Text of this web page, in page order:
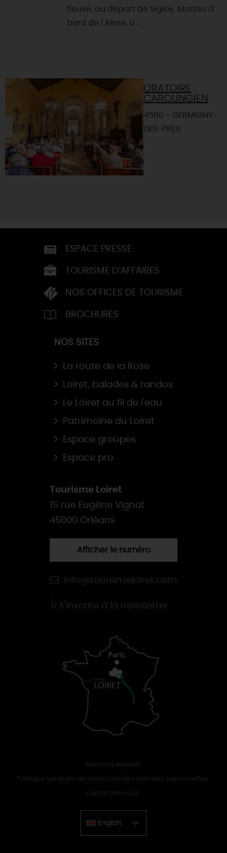
fleuve, au départ de Sigloy. Montez à
bord de l'Alose, u...
ORATOIRE
CAROLINGIEN
45110 - GERMIGNY-
DES-PRES
ESPACE PRESSE
TOURISME D’AFFAIRES
NOS OFFICES DE TOURISME
BROCHURES
NOS SITES
La route de la Rose
Loiret, balades & randos
Le Loiret au fil de l'eau
Patrimoine du Loiret
Espace groupes
Espace pro
Tourisme Loiret
15 rue Eugène Vignat
45000 Orléans
Afficher le numéro
info@tourismeloiret.com
S'inscrire à la newsletter
Mentions légales
Politique générale de protection des données personnelles
Contactez-nous
English
Chinese